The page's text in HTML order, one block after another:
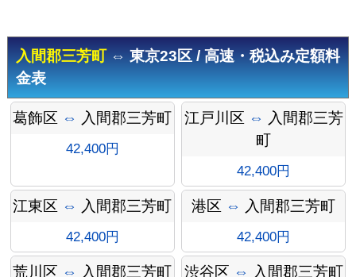
料金
入間郡三芳町⇔ 東京23区 / 高速・税込み定額料
金表
葛飾区 ⇔ 入間郡三芳町
42,400円
江戸川区 ⇔ 入間郡三芳
町
42,400円
江東区 ⇔ 入間郡三芳町
42,400円
港区 ⇔ 入間郡三芳町
42,400円
荒川区 ⇔ 入間郡三芳町 渋谷区 ⇔ 入間郡三芳町